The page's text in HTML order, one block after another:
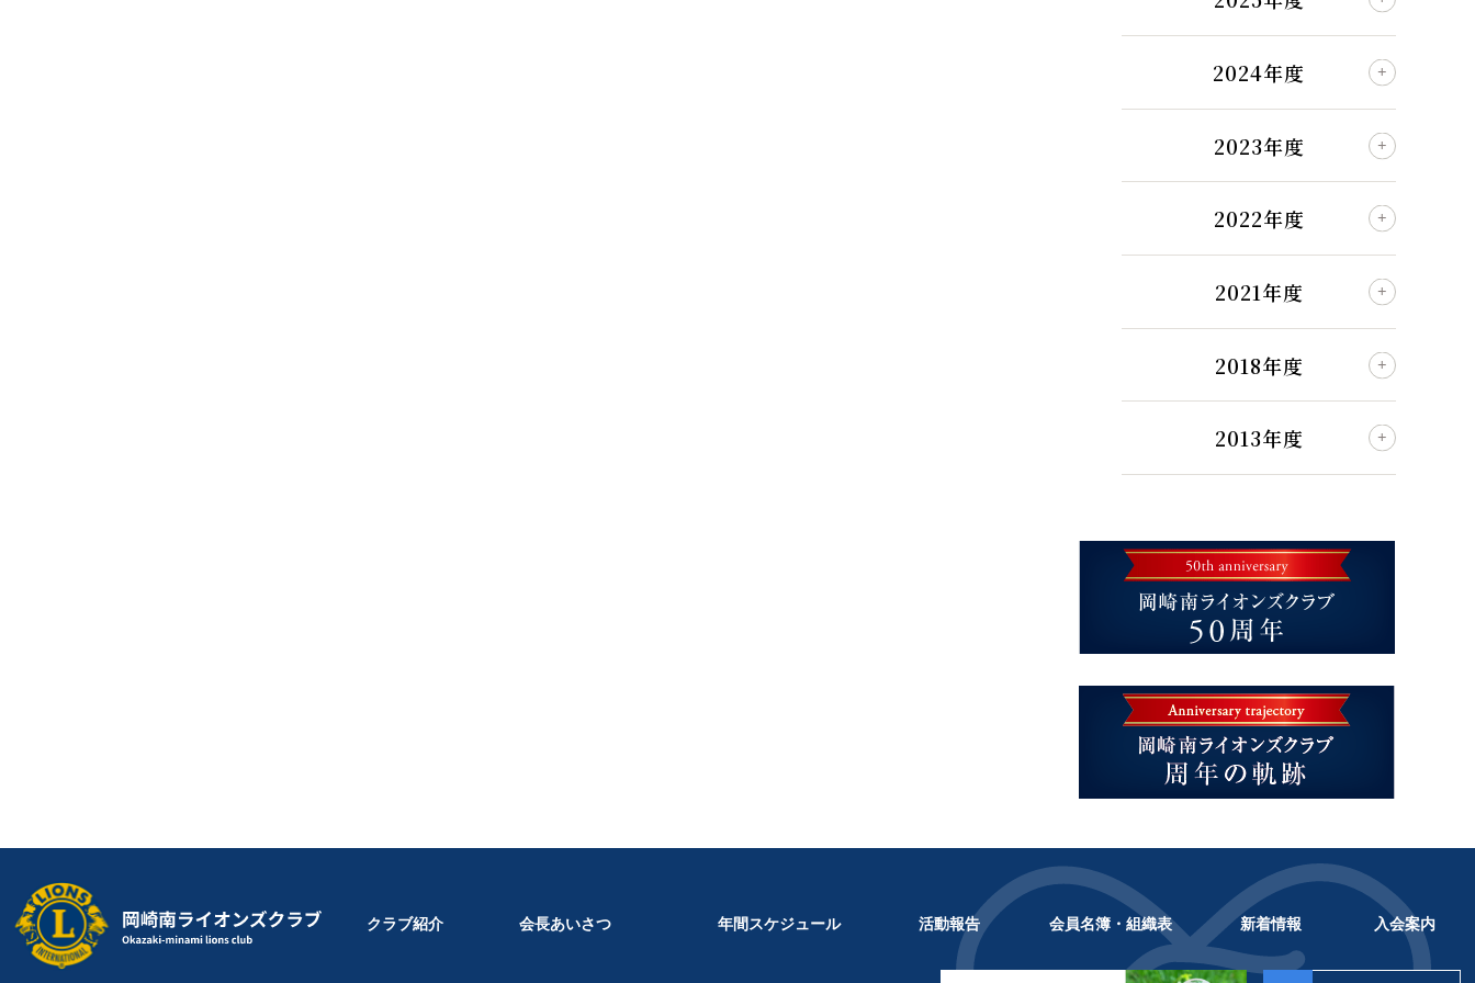
2024年度
2023年度
2022年度
2021年度
2018年度
2013年度
クラブ紹介 会長あいさつ 年間スケジュール 活動報告 会員名簿・組織表 新着情報 入会案内